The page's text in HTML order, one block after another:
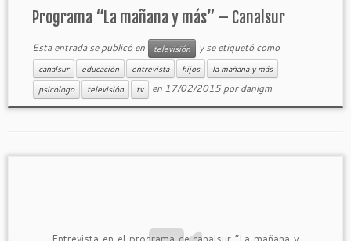
Programa “La mañana y más” – Canalsur
Esta entrada se publicó en televisión y se etiquetó como
canalsur educación entrevista hijos
la mañana y más
psicologo
televisión tv en 17/02/2015 pordanigm